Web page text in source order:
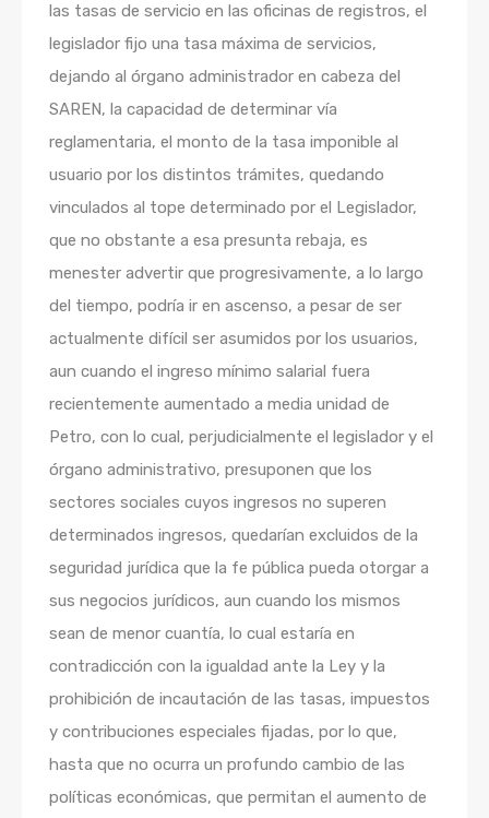
las tasas de servicio en las oficinas de registros, el
legislador fijo una tasa máxima de servicios,
dejando al órgano administrador en cabeza del
SAREN, la capacidad de determinar vía
reglamentaria, el monto de la tasa imponible al
usuario por los distintos trámites, quedando
vinculados al tope determinado por el Legislador,
que no obstante a esa presunta rebaja, es
menester advertir que progresivamente, a lo largo
del tiempo, podría ir en ascenso, a pesar de ser
actualmente difícil ser asumidos por los usuarios,
aun cuando el ingreso mínimo salarial fuera
recientemente aumentado a media unidad de
Petro, con lo cual, perjudicialmente el legislador y el
órgano administrativo, presuponen que los
sectores sociales cuyos ingresos no superen
determinados ingresos, quedarían excluidos de la
seguridad jurídica que la fe pública pueda otorgar a
sus negocios jurídicos, aun cuando los mismos
sean de menor cuantía, lo cual estaría en
contradicción con la igualdad ante la Ley y la
prohibición de incautación de las tasas, impuestos
y contribuciones especiales fijadas, por lo que,
hasta que no ocurra un profundo cambio de las
políticas económicas, que permitan el aumento de